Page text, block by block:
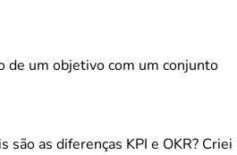
de um objetivo com um conjunto
são as diferenças KPI e OKR? Criei